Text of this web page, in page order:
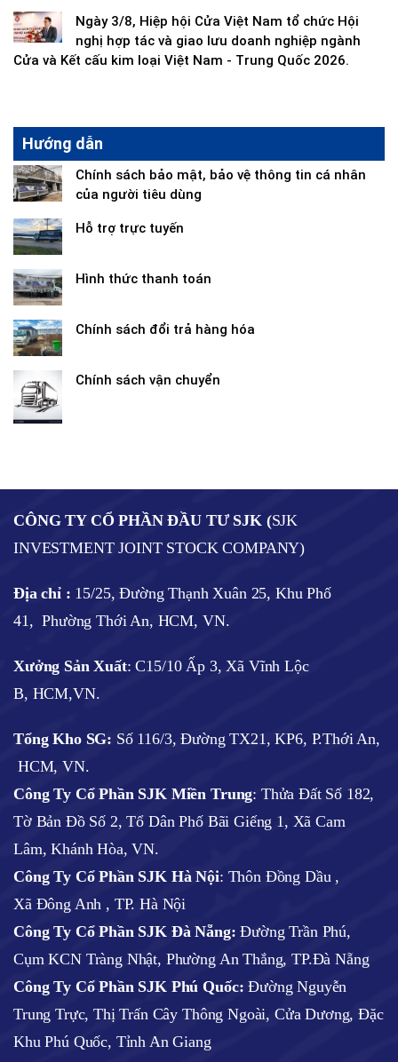
Ngày 3/8, Hiệp hội Cửa Việt Nam tổ chức Hội
nghị hợp tác và giao lưu doanh nghiệp ngành
Cửa và Kết cấu kim loại Việt Nam - Trung Quốc 2026.
Hướng dẫn
Chính sách bảo mật, bảo vệ thông tin cá nhân
của người tiêu dùng
Hỗ trợ trực tuyến
Hình thức thanh toán
Chính sách đổi trả hàng hóa
Chính sách vận chuyển
CÔNG TY CỔ PHẦN ĐẦU TƯ SJK (SJK
INVESTMENT JOINT STOCK COMPANY)
Địa chỉ : 15/25, Đường Thạnh Xuân 25, Khu Phố
41, Phường Thới An, HCM, VN.
Xưởng Sản Xuất: C15/10 Ấp 3, Xã Vĩnh Lộc
B, HCM,VN.
Tổng Kho SG: Số 116/3, Đường TX21, KP6, P.Thới An,
HCM, VN.
Công Ty Cổ Phần SJK Miền Trung: Thửa Đất Số 182,
Tờ Bản Đồ Số 2, Tổ Dân Phố Bãi Giếng 1, Xã Cam
Lâm, Khánh Hòa, VN.
Công Ty Cổ Phần SJK Hà Nội: Thôn Đồng Dầu ,
Xã Đông Anh , TP. Hà Nội
Công Ty Cổ Phần SJK Đà Nẵng: Đường Trần Phú,
Cụm KCN Tràng Nhật, Phường An Thắng, TP.Đà Nẵng
Công Ty Cổ Phần SJK Phú Quốc: Đường Nguyễn
Trung Trực, Thị Trấn Cây Thông Ngoài, Cửa Dương, Đặc
Khu Phú Quốc, Tỉnh An Giang